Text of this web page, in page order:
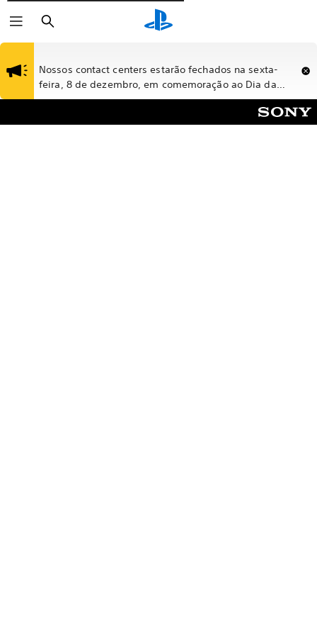
Pesquisar
Nossos contact centers estarão fechados na sexta-
feira, 8 de dezembro, em comemoração ao Dia da
Imaculada Conceição.